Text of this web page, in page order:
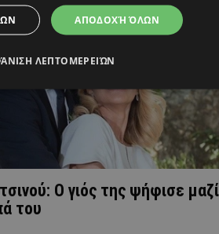
Ο γιός της ψήφισε μαζί
του
ΑΠΟΔΟΧΉ ΌΛΩΝ
ΛΕΠΤΟΜΕΡΕΙΏΝ